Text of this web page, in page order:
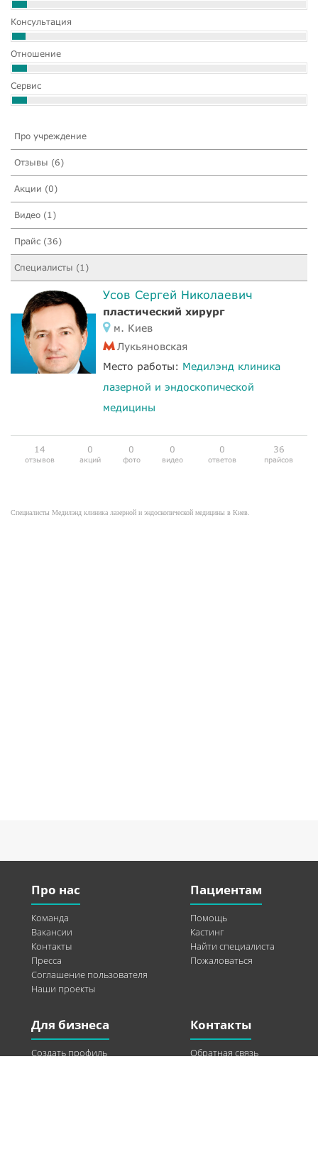
Консультация
Отношение
Сервис
Про учреждение
Отзывы (6)
Акции (0)
Видео (1)
Прайс (36)
Специалисты (1)
Усов Сергей Николаевич
пластический хирург
м. Киев
Лукьяновская
Место работы: Медилэнд клиника
лазерной и эндоскопической
медицины
14
отзывов
0
акций
0
фото
0
видео
0
ответов
36
прайсов
Специалисты Медилэнд клиника лазерной и эндоскопической медицины в Киев.
Про нас
Команда
Вакансии
Контакты
Пресса
Соглашение пользователя
Наши проекты
Пациентам
Помощь
Кастинг
Найти специалиста
Пожаловаться
Для бизнеса
Создать профиль
Контакты
Обратная связь